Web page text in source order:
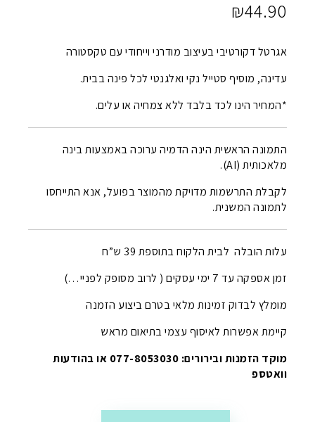
₪44.90
אגרטל דקורטיבי בעיצוב מודרני וייחודי עם טקסטורה
עדינה, מוסיף סטייל נקי ואלגנטי לכל פינה בבית.
*המחיר הינו לכד בלבד ללא צמחיה או עלים.
התמונה הראשית הינה הדמיה ערוכה באמצעות בינה
מלאכותית (AI).
לקבלת התרשמות מדויקת מהמוצר בפועל, אנא התייחסו
לתמונה המשנית.
עלות הובלה לבית הלקוח בתוספת 39 ש”ח
זמן אספקה עד 7 ימי עסקים ( לרוב מסופק לפניי…)
מומלץ לבדוק זמינות מלאי בטרם ביצוע הזמנה
קיימת אפשרות לאיסוף עצמי בתיאום מראש
מוקד הזמנות ובירורים: 077-8053030 או בהודעות
וואטספ